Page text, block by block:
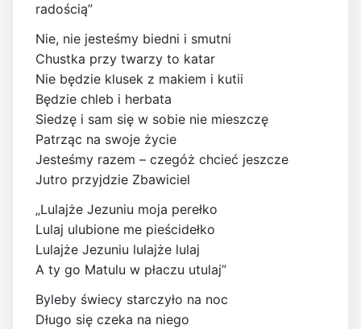
radością”
Nie, nie jesteśmy biedni i smutni
Chustka przy twarzy to katar
Nie będzie klusek z makiem i kutii
Będzie chleb i herbata
Siedzę i sam się w sobie nie mieszczę
Patrząc na swoje życie
Jesteśmy razem – czegóż chcieć jeszcze
Jutro przyjdzie Zbawiciel
„Lulajże Jezuniu moja perełko
Lulaj ulubione me pieścidełko
Lulajże Jezuniu lulajże lulaj
A ty go Matulu w płaczu utulaj”
Byleby świecy starczyło na noc
Długo się czeka na niego